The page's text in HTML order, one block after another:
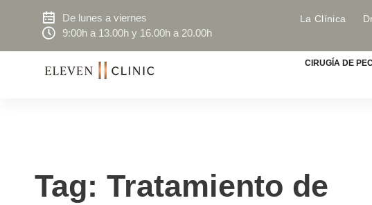
De lunes a viernes
9:00h a 13.00h y 16.00h a 20.00h
La Clínica
CIRUGÍA DE
Tag: Tratamiento de